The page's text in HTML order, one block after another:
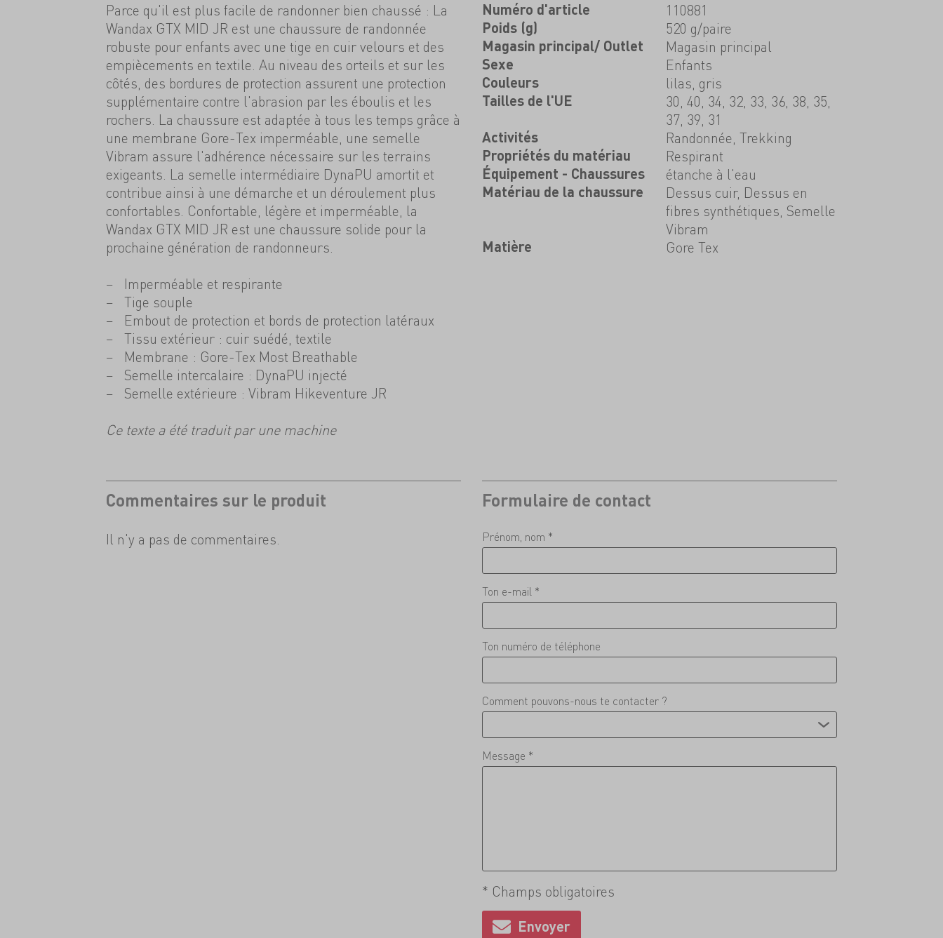
Parce qu'il est plus facile de randonner bien chaussé : La
Wandax GTX MID JR est une chaussure de randonnée
robuste pour enfants avec une tige en cuir velours et des
empiècements en textile. Au niveau des orteils et sur les
côtés, des bordures de protection assurent une protection
supplémentaire contre l'abrasion par les éboulis et les
rochers. La chaussure est adaptée à tous les temps grâce à
une membrane Gore-Tex imperméable, une semelle
Vibram assure l'adhérence nécessaire sur les terrains
exigeants. La semelle intermédiaire DynaPU amortit et
contribue ainsi à une démarche et un déroulement plus
confortables. Confortable, légère et imperméable, la
Wandax GTX MID JR est une chaussure solide pour la
prochaine génération de randonneurs.
Imperméable et respirante
Tige souple
Embout de protection et bords de protection latéraux
Tissu extérieur : cuir suédé, textile
Membrane : Gore-Tex Most Breathable
Semelle intercalaire : DynaPU injecté
Semelle extérieure : Vibram Hikeventure JR
Ce texte a été traduit par une machine
Numéro d'article 110881
Poids (g) 520 g/paire
Magasin principal/ Outlet Magasin principal
Sexe Enfants
Couleurs lilas, gris
Tailles de l'UE
30, 40, 34, 32, 33, 36, 38, 35,
37, 39, 31
Activités Randonnée, Trekking
Propriétés du matériau Respirant
Équipement - Chaussures étanche à l'eau
Matériau de la chaussure
Dessus cuir, Dessus en
fibres synthétiques, Semelle
Vibram
Matière Gore Tex
Commentaires sur le produit
Il n'y a pas de commentaires.
Formulaire de contact
Prénom, nom *
Ton e-mail *
Ton numéro de téléphone
Comment pouvons-nous te contacter ?
Message *
* Champs obligatoires